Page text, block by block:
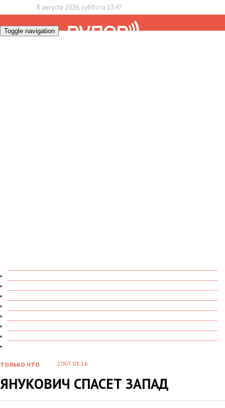
8 августа 2026, суббота 13:47
Toggle navigation
ТОЛЬКО ЧТО 2007.03.16
ЯНУКОВИЧ СПАСЕТ ЗАПАД